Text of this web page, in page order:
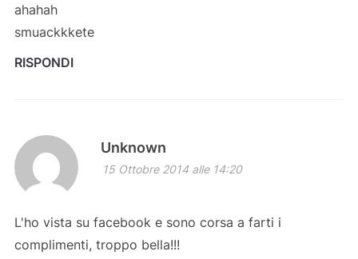
ahahah
smuackkkete
RISPONDI
Unknown
15 Ottobre 2014 alle 14:20
L'ho vista su facebook e sono corsa a farti i
complimenti, troppo bella!!!